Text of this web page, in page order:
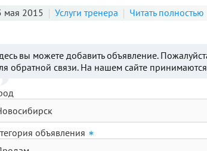
мая 2015
Услуги тренера Читать полностью
вы можете добавить объявление.
обратной связи. На нашем сайте
объявления